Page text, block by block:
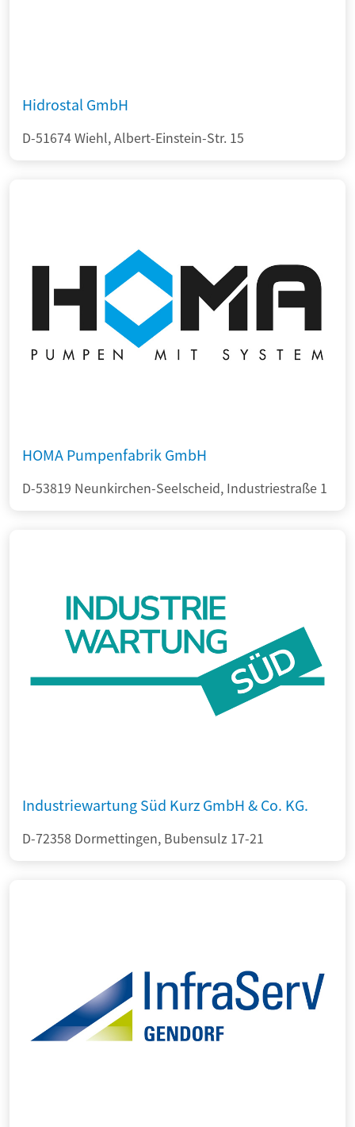
Hidrostal GmbH
D-51674 Wiehl, Albert-Einstein-Str. 15
HOMA Pumpenfabrik GmbH
D-53819 Neunkirchen-Seelscheid, Industriestraße 1
Industriewartung Süd Kurz GmbH & Co. KG.
D-72358 Dormettingen, Bubensulz 17-21